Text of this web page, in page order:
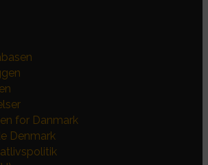
for Danmark
Denmark